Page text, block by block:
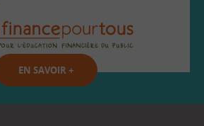
EN SAVOIR +